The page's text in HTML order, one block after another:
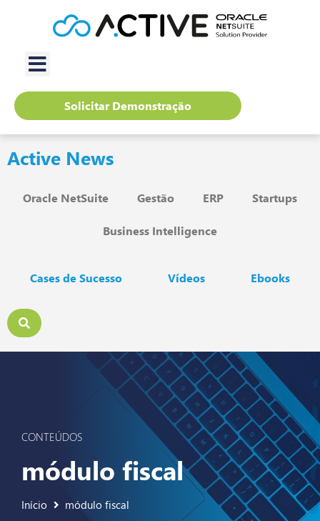
Solicitar Demonstração
Active News
Oracle NetSuite Gestão ERP Startups
Business Intelligence
Cases de Sucesso Vídeos Ebooks
CONTEÚDOS
módulo fiscal
Início módulo fiscal